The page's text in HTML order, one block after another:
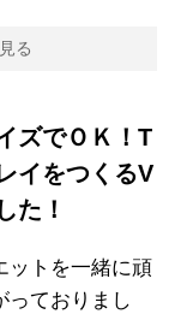
る
ズでＯＫ！T
イをつくるV
た！
ットを一緒に頑
っておりまし